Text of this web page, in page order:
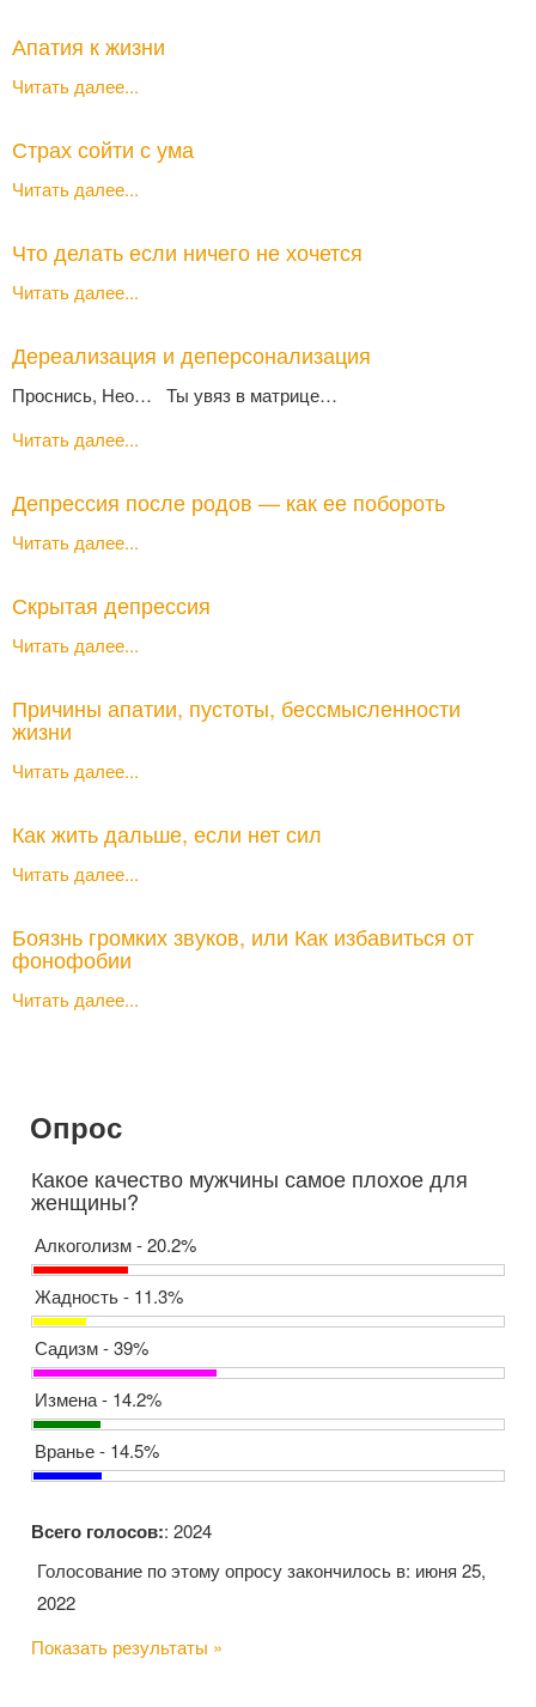
Апатия к жизни
Читать далее...
Страх сойти с ума
Читать далее...
Что делать если ничего не хочется
Читать далее...
Дереализация и деперсонализация
Проснись, Нео… Ты увяз в матрице…
Читать далее...
Депрессия после родов — как ее побороть
Читать далее...
Скрытая депрессия
Читать далее...
Причины апатии, пустоты, бессмысленности
жизни
Читать далее...
Как жить дальше, если нет сил
Читать далее...
Боязнь громких звуков, или Как избавиться от
фонофобии
Читать далее...
Опрос
Какое качество мужчины самое плохое для
женщины?
Алкоголизм - 20.2%
Жадность - 11.3%
Садизм - 39%
Измена - 14.2%
Вранье - 14.5%
Всего голосов:: 2024
Голосование по этому опросу закончилось в: июня 25,
2022
Показать результаты »